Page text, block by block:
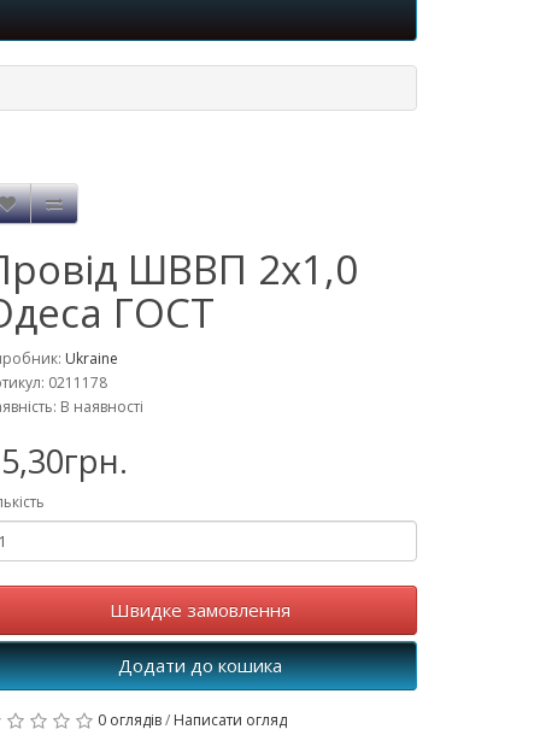
ШВВП 2x1,0
ГОСТ
Ukraine
0211178
В наявності
Швидке замовлення
Додати до кошика
0 оглядів/ Написати огляд